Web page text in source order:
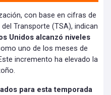
con base en cifras de
Transporte (TSA), indican
Unidos alcanzó niveles
uno de los meses de
incremento ha elevado la
para esta temporada